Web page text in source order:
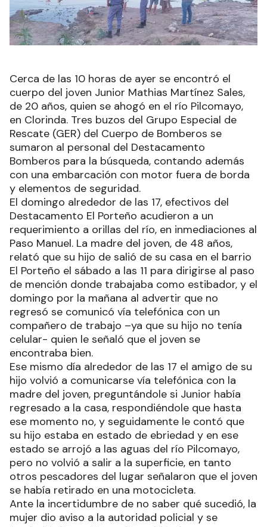
Cerca de las 10 horas de ayer se encontró el
cuerpo del joven Junior Mathias Martínez Sales,
de 20 años, quien se ahogó en el río Pilcomayo,
en Clorinda. Tres buzos del Grupo Especial de
Rescate (GER) del Cuerpo de Bomberos se
sumaron al personal del Destacamento
Bomberos para la búsqueda, contando además
con una embarcación con motor fuera de borda
y elementos de seguridad.
El domingo alrededor de las 17, efectivos del
Destacamento El Porteño acudieron a un
requerimiento a orillas del río, en inmediaciones al
Paso Manuel. La madre del joven, de 48 años,
relató que su hijo de salió de su casa en el barrio
El Porteño el sábado a las 11 para dirigirse al paso
de mención donde trabajaba como estibador, y el
domingo por la mañana al advertir que no
regresó se comunicó vía telefónica con un
compañero de trabajo –ya que su hijo no tenía
celular- quien le señaló que el joven se
encontraba bien.
Ese mismo día alrededor de las 17 el amigo de su
hijo volvió a comunicarse vía telefónica con la
madre del joven, preguntándole si Junior había
regresado a la casa, respondiéndole que hasta
ese momento no, y seguidamente le contó que
su hijo estaba en estado de ebriedad y en ese
estado se arrojó a las aguas del río Pilcomayo,
pero no volvió a salir a la superficie, en tanto
otros pescadores del lugar señalaron que el joven
se había retirado en una motocicleta.
Ante la incertidumbre de no saber qué sucedió, la
mujer dio aviso a la autoridad policial y se